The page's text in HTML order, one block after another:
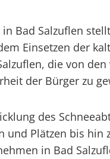
Bad Salzuflen
Einsetzen der
die von
der Bürger zu
des
und Plätzen bis hin
in Bad